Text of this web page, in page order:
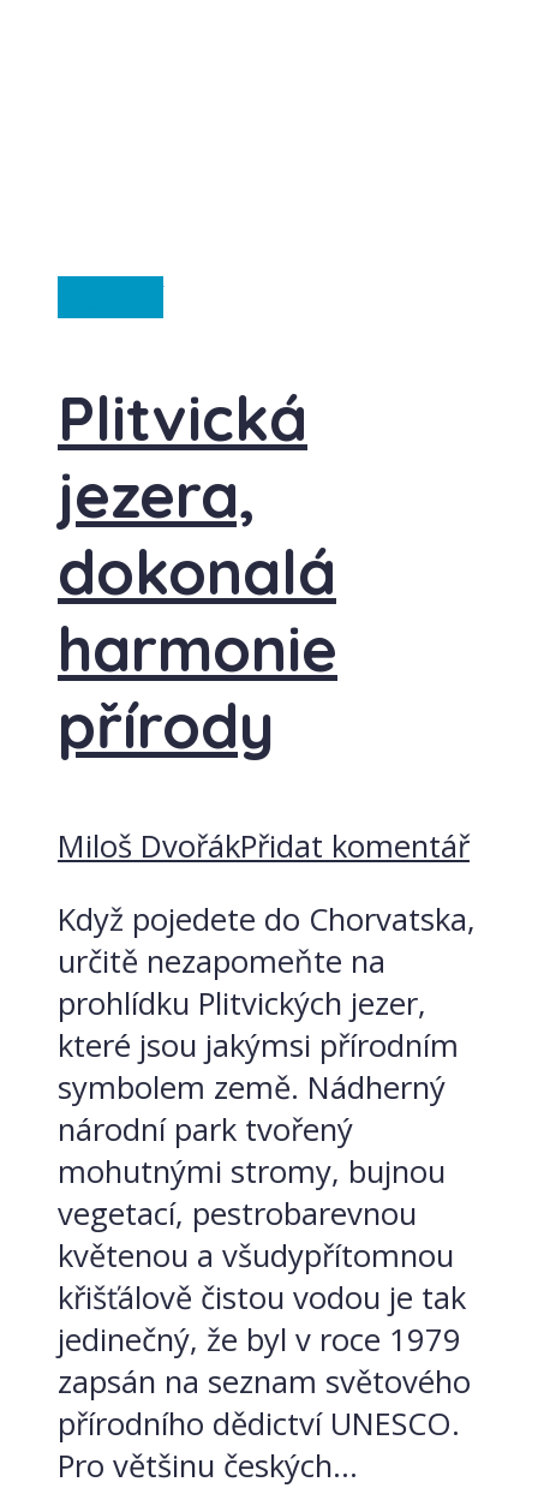
Plitvická
jezera,
dokonalá
harmonie
přírody
Miloš DvořákPřidat komentář
Když pojedete do Chorvatska,
určitě nezapomeňte na
prohlídku Plitvických jezer,
které jsou jakýmsi přírodním
symbolem země. Nádherný
národní park tvořený
mohutnými stromy, bujnou
vegetací, pestrobarevnou
květenou a všudypřítomnou
křišťálově čistou vodou je tak
jedinečný, že byl v roce 1979
zapsán na seznam světového
přírodního dědictví UNESCO.
Pro většinu českých...